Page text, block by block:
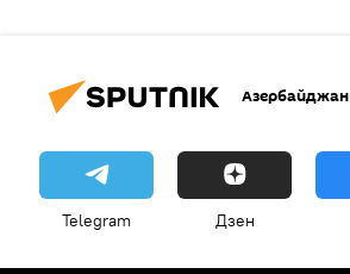
Азербайджан
Telegram Дзен